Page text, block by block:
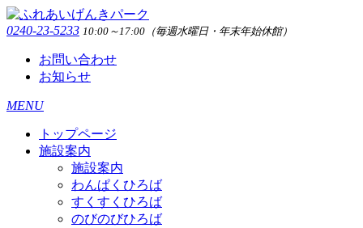
0240-23-5233 10:00～17:00（毎週水曜日・年末年始休館）
お問い合わせ
お知らせ
MENU
トップページ
施設案内
施設案内
わんぱくひろば
すくすくひろば
のびのびひろば